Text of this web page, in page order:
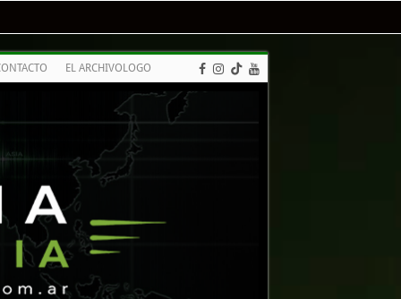
EL ARCHIVOLOGO